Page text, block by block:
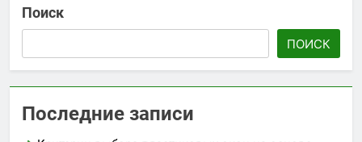
Поиск
ПОИСК
Последние записи